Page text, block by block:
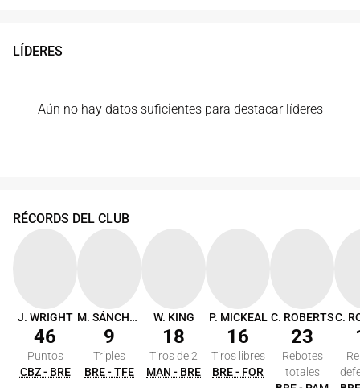
LÍDERES
Aún no hay datos suficientes para destacar líderes
RÉCORDS DEL CLUB
J. WRIGHT
46
Puntos
CBZ - BRE
M. SÁNCHEZ
9
Triples
BRE - TFE
W. KING
18
Tiros de 2
MAN - BRE
P. MICKEAL
16
Tiros libres
BRE - FOR
C. ROBERTS
23
Rebotes
totales
C.